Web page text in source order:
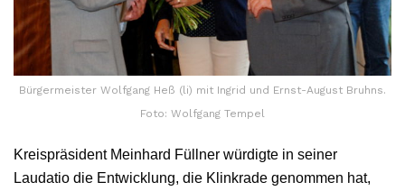
Bürgermeister Wolfgang Heß (li) mit Ingrid und Ernst-August Bruhns.
Foto: Wolfgang Tempel
Kreispräsident Meinhard Füllner würdigte in seiner
Laudatio die Entwicklung, die Klinkrade genommen hat,